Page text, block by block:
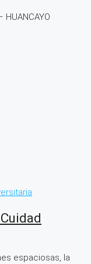
HUANCAYO
espaciosas, la